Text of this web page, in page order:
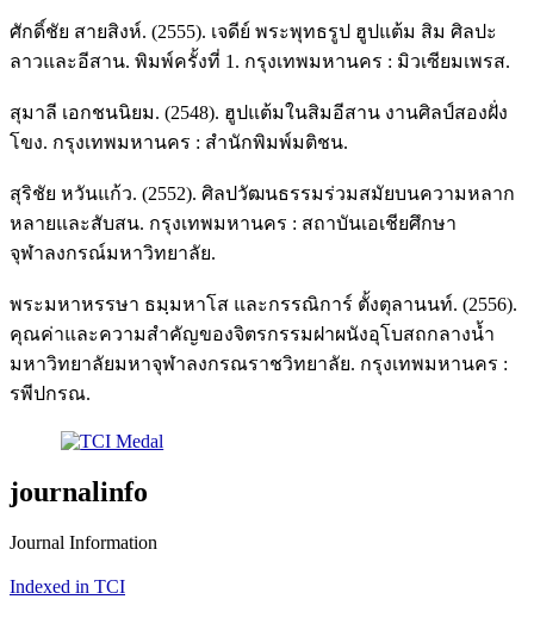
ศักดิ์ชัย สายสิงห์. (2555). เจดีย์ พระพุทธรูป ฮูปแต้ม สิม ศิลปะ
ลาวและอีสาน. พิมพ์ครั้งที่ 1. กรุงเทพมหานคร : มิวเซียมเพรส.
สุมาลี เอกชนนิยม. (2548). ฮูปแต้มในสิมอีสาน งานศิลป์สองฝั่ง
โขง. กรุงเทพมหานคร : สำนักพิมพ์มติชน.
สุริชัย หวันแก้ว. (2552). ศิลปวัฒนธรรมร่วมสมัยบนความหลาก
หลายและสับสน. กรุงเทพมหานคร : สถาบันเอเชียศึกษา
จุฬาลงกรณ์มหาวิทยาลัย.
พระมหาหรรษา ธมฺมหาโส และกรรณิการ์ ตั้งตุลานนท์. (2556).
คุณค่าและความสำคัญของจิตรกรรมฝาผนังอุโบสถกลางน้ำ
มหาวิทยาลัยมหาจุฬาลงกรณราชวิทยาลัย. กรุงเทพมหานคร :
รพีปกรณ.
journalinfo
Journal Information
Indexed in TCI